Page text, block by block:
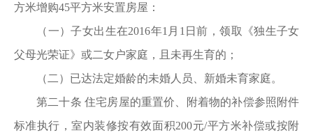
方米增购45平方米安置房屋：
（一）子女出生在2016年1月1日前，领取《独生子女
父母光荣证》或二女户家庭，且未再生育的；
（二）已达法定婚龄的未婚人员、新婚未育家庭。
第二十条 住宅房屋的重置价、附着物的补偿参照附件
标准执行，室内装修按有效面积200元/平方米补偿或按附